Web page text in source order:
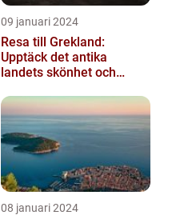
09 januari 2024
Resa till Grekland:
Upptäck det antika
landets skönhet och
08 januari 2024